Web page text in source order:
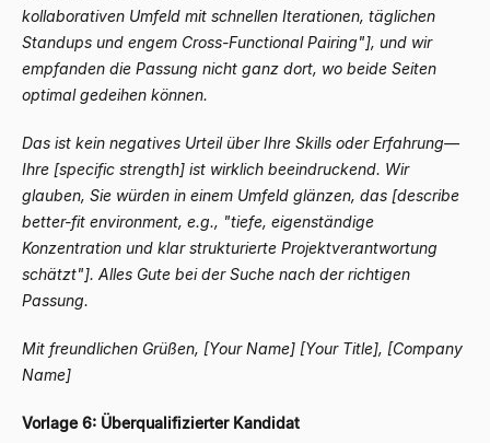
kollaborativen Umfeld mit schnellen Iterationen, täglichen
Standups und engem Cross-Functional Pairing"], und wir
empfanden die Passung nicht ganz dort, wo beide Seiten
optimal gedeihen können.
Das ist kein negatives Urteil über Ihre Skills oder Erfahrung—
Ihre [specific strength] ist wirklich beeindruckend. Wir
glauben, Sie würden in einem Umfeld glänzen, das [describe
better-fit environment, e.g., "tiefe, eigenständige
Konzentration und klar strukturierte Projektverantwortung
schätzt"]. Alles Gute bei der Suche nach der richtigen
Passung.
Mit freundlichen Grüßen, [Your Name] [Your Title], [Company
Name]
Vorlage 6: Überqualifizierter Kandidat